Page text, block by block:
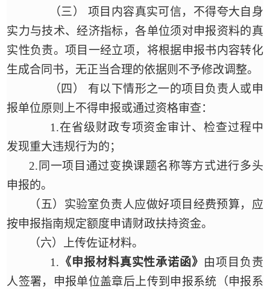
（三）
项目内容真实可信，不得夸大自身
实力与技术、经济指标，各单位须对申报资料的真
实性负责。项目一经立项，将根据申报书内容转化
生成合同书，无正当合理的依据则不予修改调整。
（四）
有以下情形之一的项目负责人或申
报单位原则上不得申报或通过资格审查：
1.在省级财政专项资金审计、检查过程中
发现重大违规行为的；
2.同一项目通过变换课题名称等方式进行多头
申报的。
（五） 实验室负责人应做好项目经费预算，应
按申报指南规定额度申请财政扶持资金。
（六）上传佐证材料。
1. 《申报材料真实性承诺函》 由项目负责
人签署，申报单位盖章后上传到申报系统（申报系